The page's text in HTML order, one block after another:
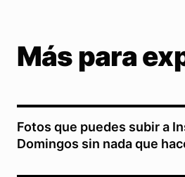
Más para
Fotos que puedes subir a
Domingos sin nada que